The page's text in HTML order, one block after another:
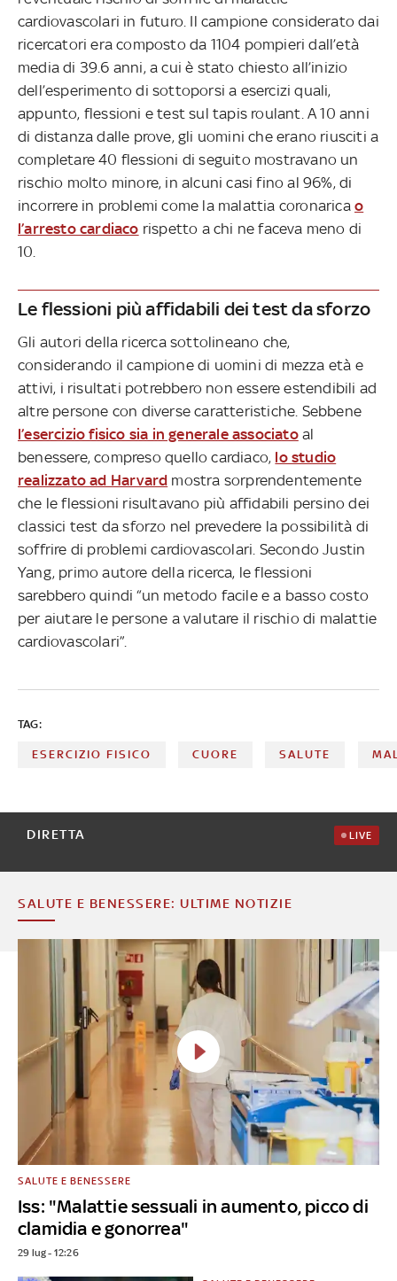
cardiovascolari in futuro. Il campione considerato dai
ricercatori era composto da 1104 pompieri dall’età
media di 39.6 anni, a cui è stato chiesto all’inizio
dell’esperimento di sottoporsi a esercizi quali,
appunto, flessioni e test sul tapis roulant. A 10 anni
di distanza dalle prove, gli uomini che erano riusciti a
completare 40 flessioni di seguito mostravano un
rischio molto minore, in alcuni casi fino al 96%, di
incorrere in problemi come la malattia coronaricao
l’arresto cardiaco rispetto a chi ne faceva meno di
10.
Le flessioni più affidabili dei test da sforzo
Gli autori della ricerca sottolineano che,
considerando il campione di uomini di mezza età e
attivi, i risultati potrebbero non essere estendibili ad
altre persone con diverse caratteristiche. Sebbene
l’esercizio fisico sia in generale associatoal
benessere, compreso quello cardiaco, lo studio
realizzato ad Harvard mostra sorprendentemente
che le flessioni risultavano più affidabili persino dei
classici test da sforzo nel prevedere la possibilità di
soffrire di problemi cardiovascolari. Secondo Justin
Yang, primo autore della ricerca, le flessioni
sarebbero quindi “un metodo facile e a basso costo
per aiutare le persone a valutare il rischio di malattie
cardiovascolari”.
TAG:
ESERCIZIO FISICO CUORE SALUTE
DIRETTA LIVE
SALUTE E BENESSERE: ULTIME NOTIZIE
Iss: "Malattie sessuali in aumento, picco di
clamidia e gonorrea"
SALUTE E BENESSERE
29 lug - 12:26